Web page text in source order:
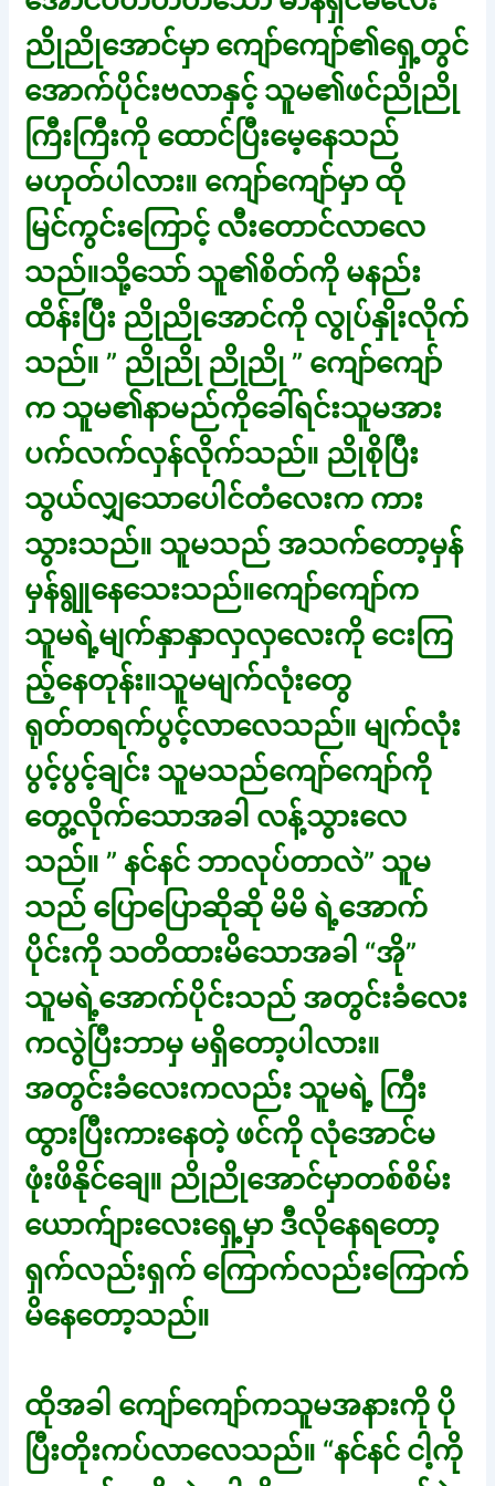
ညိုညိုအောင်မှာ ကျော်ကျော်၏ရှေ့တွင်
အောက်ပိုင်းဗလာနှင့် သူမ၏ဖင်ညိုညို
ကြီးကြီးကို ထောင်ပြီးမေ့နေသည်
မဟုတ်ပါလား။ ကျော်ကျော်မှာ ထို
မြင်ကွင်းကြောင့် လီးတောင်လာလေ
သည်။သို့သော် သူ၏စိတ်ကို မနည်း
ထိန်းပြီး ညိုညိုအောင်ကို လွုပ်နှိုးလိုက်
သည်။ ” ညိုညို ညိုညို ” ကျော်ကျော်
က သူမ၏နာမည်ကိုခေါ်ရင်းသူမအား
ပက်လက်လှန်လိုက်သည်။ ညိုစိုပြီး
သွယ်လျှသောပေါင်တံလေးက ကား
သွားသည်။ သူမသည် အသက်တော့မှန်
မှန်ရွူနေသေးသည်။ကျော်ကျော်က
သူမရဲ့မျက်နှာနှာလှလှလေးကို ငေးကြ
ည့်နေတုန်း။သူမမျက်လုံးတွေ
ရုတ်တရက်ပွင့်လာလေသည်။ မျက်လုံး
ပွင့်ပွင့်ချင်း သူမသည်ကျော်ကျော်ကို
တွေ့လိုက်သောအခါ လန့်သွားလေ
သည်။ ” နင်နင် ဘာလုပ်တာလဲ” သူမ
သည် ပြောပြောဆိုဆို မိမိ ရဲ့အောက်
ပိုင်းကို သတိထားမိသောအခါ “အို”
သူမရဲ့အောက်ပိုင်းသည် အတွင်းခံလေး
ကလွဲပြီးဘာမှ မရှိတော့ပါလား။
အတွင်းခံလေးကလည်း သူမရဲ့ ကြီး
ထွားပြီးကားနေတဲ့ ဖင်ကို လုံအောင်မ
ဖုံးဖိနိုင်ချေ။ ညိုညိုအောင်မှာတစ်စိမ်း
ယောက်ျားလေးရှေ့မှာ ဒီလိုနေရတော့
ရှက်လည်းရှက် ကြောက်လည်းကြောက်
မိနေတော့သည်။
ထိုအခါ ကျော်ကျော်ကသူမအနားကို ပို
ပြီးတိုးကပ်လာလေသည်။ “နင်နင် ငါ့ကို